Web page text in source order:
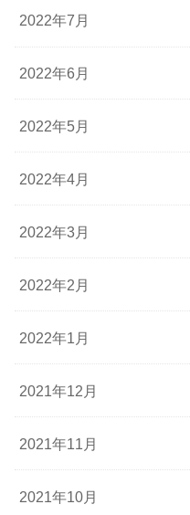
2022年7月
2022年6月
2022年5月
2022年4月
2022年3月
2022年2月
2022年1月
2021年12月
2021年11月
2021年10月